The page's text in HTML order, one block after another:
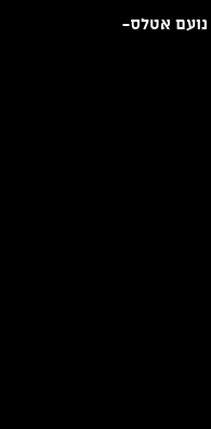
נועם אטלס-